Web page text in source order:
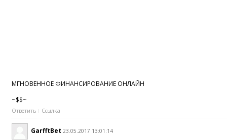
МГНОВЕННОЕ ФИНАНСИРОВАНИЕ ОНЛАЙН
~$$~
Ответить Ссылка
GarfftBet 23.05.2017 13:01:14